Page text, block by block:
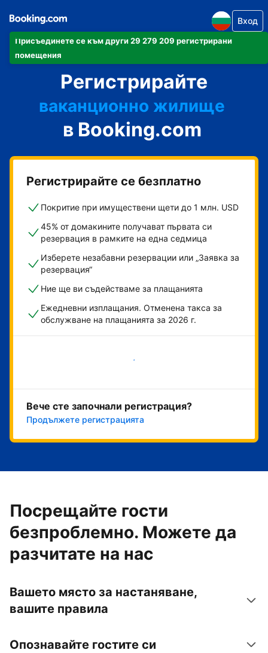
Присъединете се към други 29 279 209 регистрирани
помещения
Вход
Регистрирайте
своя апартамент
своя хотел
ваканционно жилище
своята къща за гости
своя пансион със закуска
в Booking.com
Регистрирайте се безплатно
Покритие при имуществени щети до 1 млн. USD
45% от домакините получават първата си
резервация в рамките на една седмица
Изберете незабавни резервации или „Заявка за
резервация“
Ние ще ви съдействаме за плащанията
Ежедневни изплащания. Отменена такса за
обслужване на плащанията за 2026 г.
Начало
Вече сте започнали регистрация?
Продължете регистрацията
Посрещайте гости
безпроблемно. Можете да
разчитате на нас
Вашето място за настаняване,
вашите правила
Опознавайте гостите си